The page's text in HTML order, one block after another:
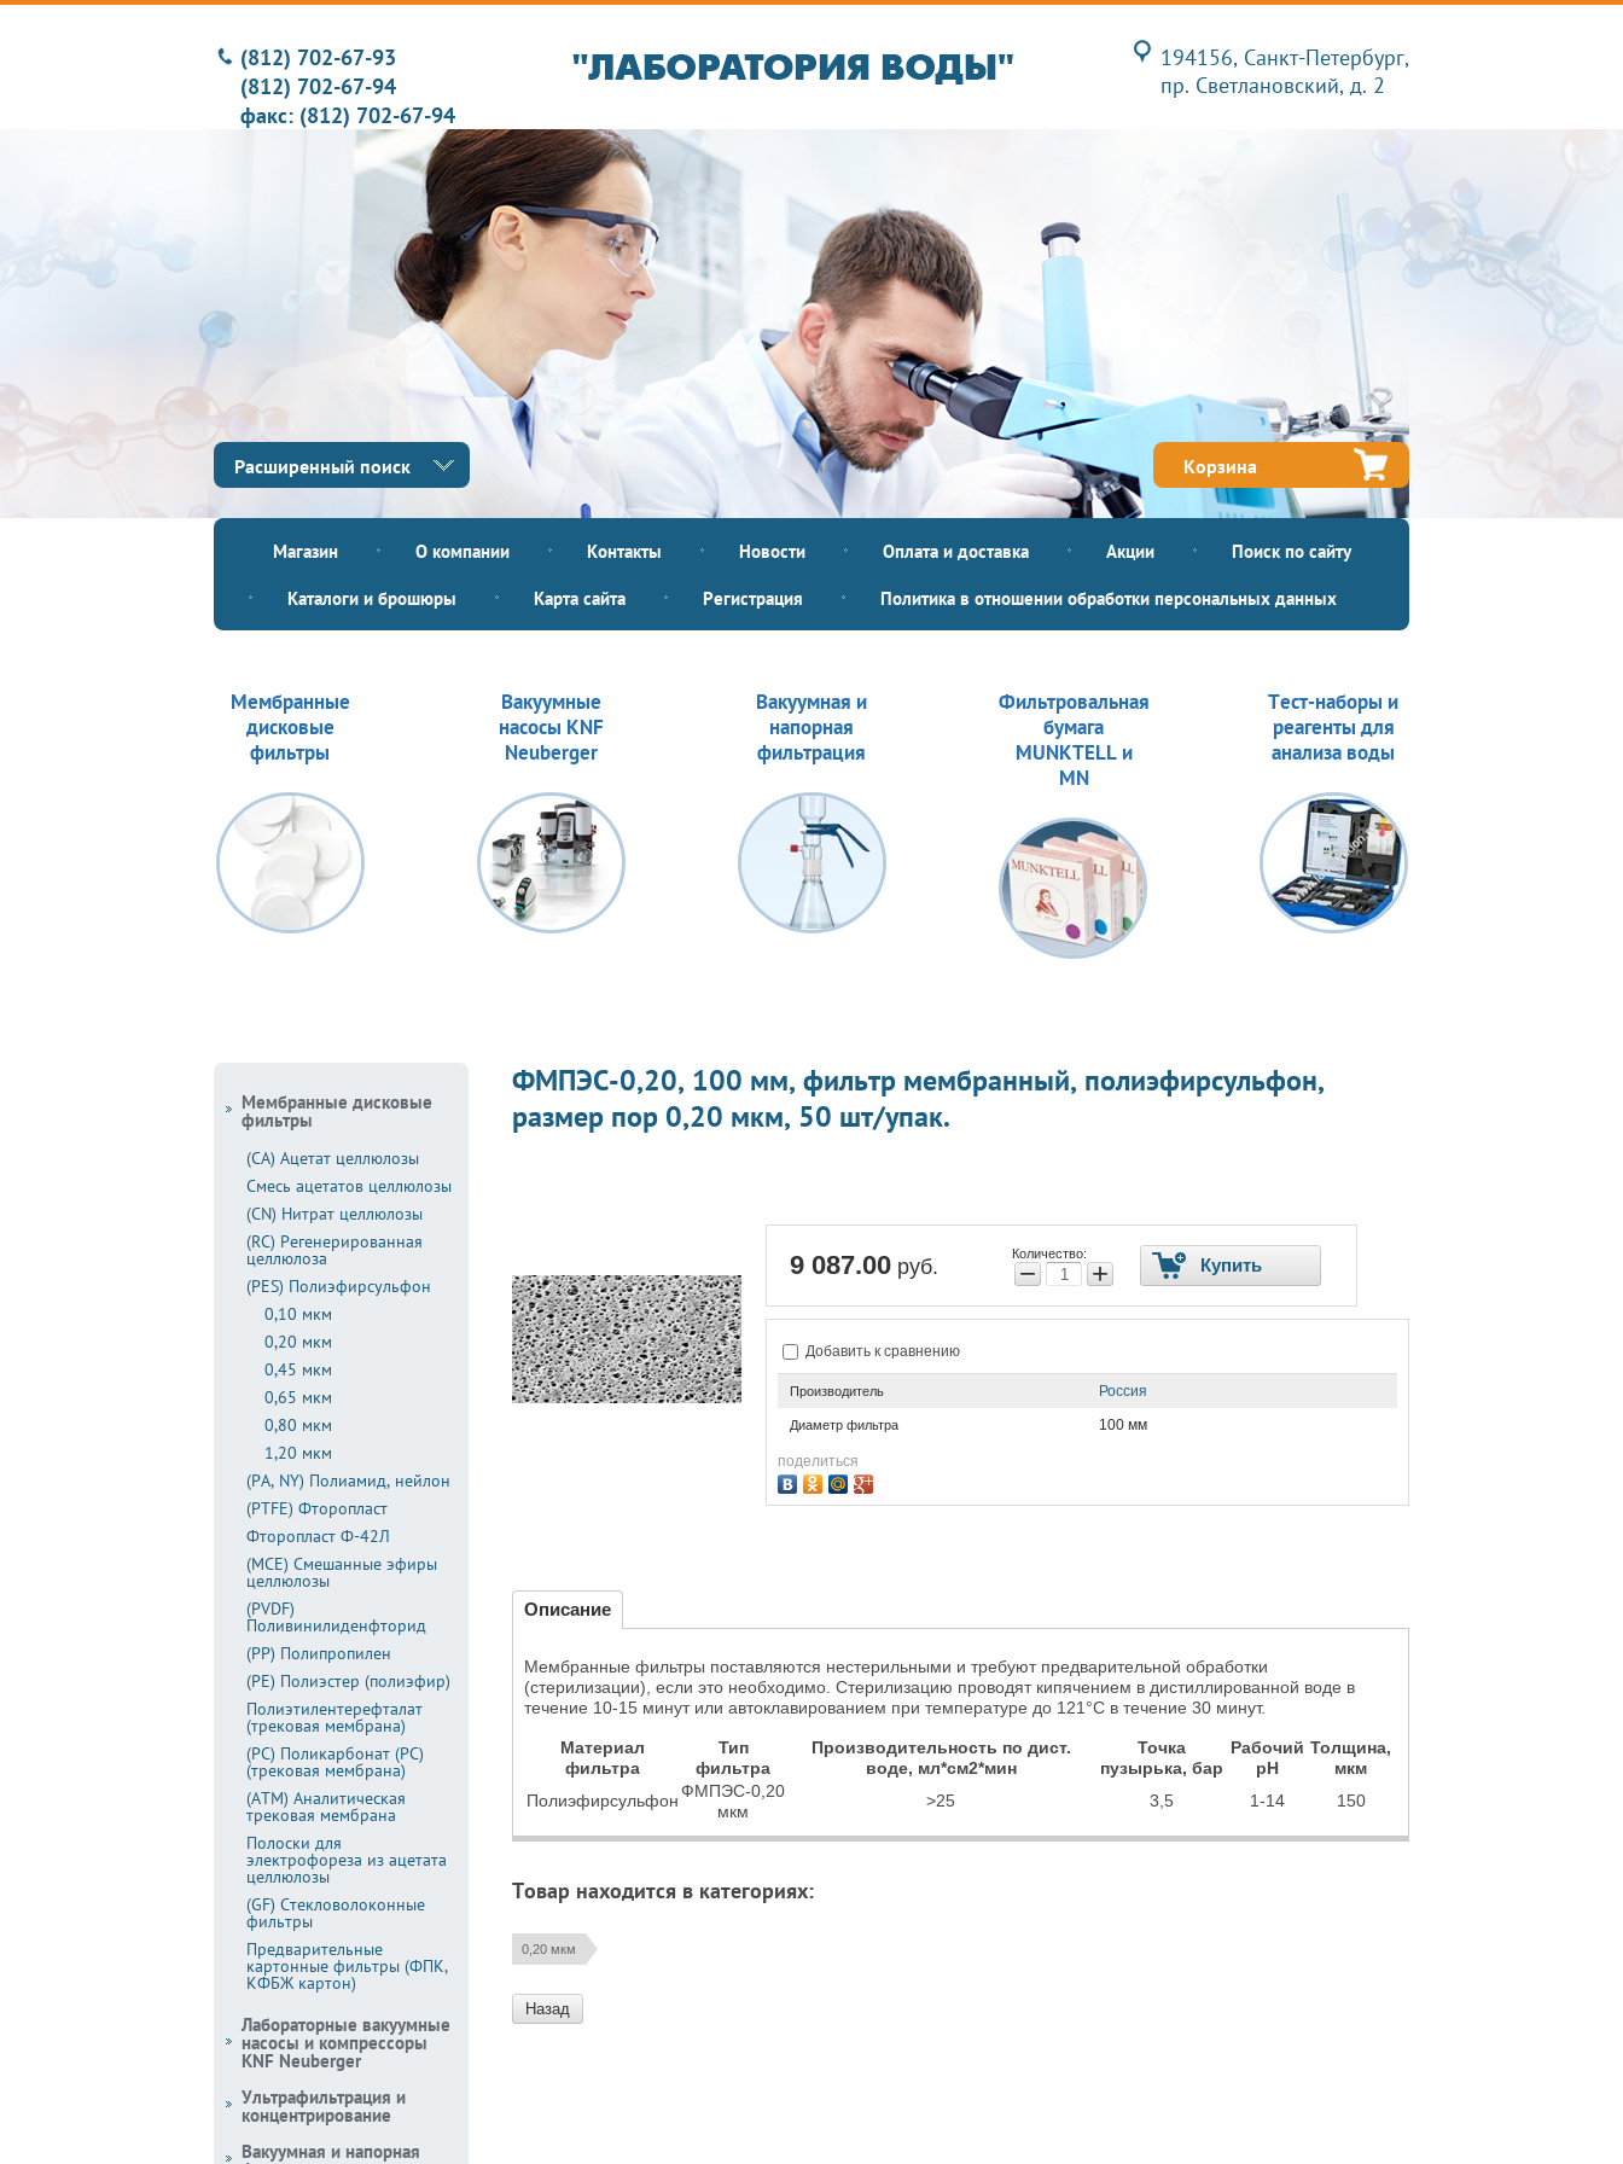
(812) 702-67-93
(812) 702-67-94
факс: (812) 702-67-94
194156, Санкт-Петербург,
пр. Светлановский, д. 2
Расширенный поиск Корзина
Магазин О компании Контакты Новости Оплата и доставка Акции Поиск по сайту
Каталоги и брошюры Карта сайта Регистрация Политика в отношении обработки персональных данных
Мембранные
дисковые
фильтры
Вакуумные
насосы KNF
Neuberger
Вакуумная и
напорная
фильтрация
Фильтровальная
бумага
MUNKTELL и
MN
Тест-наборы и
реагенты для
анализа воды
ФМПЭС-0,20, 100 мм, фильтр мембранный, полиэфирсульфон,
размер пор 0,20 мкм, 50 шт/упак.
9 087.00 руб.
Количество:
− + Купить
Добавить к сравнению
Производитель Россия
Диаметр фильтра 100 мм
поделиться
Описание
Мембранные фильтры поставляются нестерильными и требуют предварительной обработки
(стерилизации), если это необходимо. Стерилизацию проводят кипячением в дистиллированной воде в
течение 10-15 минут или автоклавированием при температуре до 121°C в течение 30 минут.
Материал
фильтра
Тип
фильтра
Производительность по дист.
воде, мл*см2*мин
Точка
пузырька, бар
Рабочий
рН
Толщина,
мкм
ПолиэфирсульфонФМПЭС-0,20
мкм
>25 3,5 1-14 150
Товар находится в категориях:
0,20 мкм
Назад
Мембранные дисковые
фильтры
(CA) Ацетат целлюлозы
Смесь ацетатов целлюлозы
(CN) Нитрат целлюлозы
(RC) Регенерированная
целлюлоза
(PES) Полиэфирсульфон
0,10 мкм
0,20 мкм
0,45 мкм
0,65 мкм
0,80 мкм
1,20 мкм
(PA, NY) Полиамид, нейлон
(PTFE) Фторопласт
Фторопласт Ф-42Л
(MCE) Смешанные эфиры
целлюлозы
(PVDF)
Поливинилиденфторид
(PP) Полипропилен
(PE) Полиэстер (полиэфир)
Полиэтилентерефталат
(трековая мембрана)
(PC) Поликарбонат (PC)
(трековая мембрана)
(АТМ) Аналитическая
трековая мембрана
Полоски для
электрофореза из ацетата
целлюлозы
(GF) Стекловолоконные
фильтры
Предварительные
картонные фильтры (ФПК,
КФБЖ картон)
Лабораторные вакуумные
насосы и компрессоры
KNF Neuberger
Ультрафильтрация и
концентрирование
Вакуумная и напорная